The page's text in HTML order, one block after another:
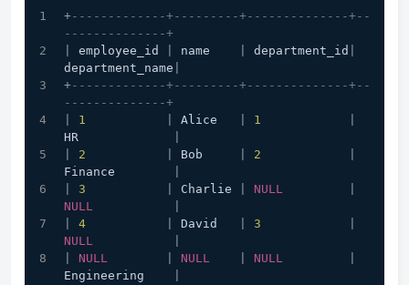
+-------------+---------+--------------+--
--------------+
employee_id name department_id
department_name
+-------------+---------+--------------+--
--------------+
1 Alice 1
HR
2 Bob 2
Finance
3 Charlie NULL
NULL
4 David 3
NULL
NULL NULL NULL
Engineering